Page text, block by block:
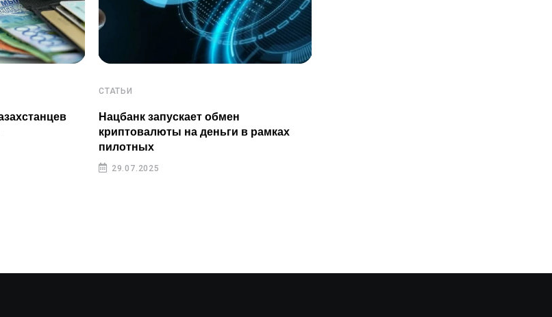
СТАТЬИ
Нацбанк запускает обмен
криптовалюты на деньги в рамках
пилотных
29.07.2025